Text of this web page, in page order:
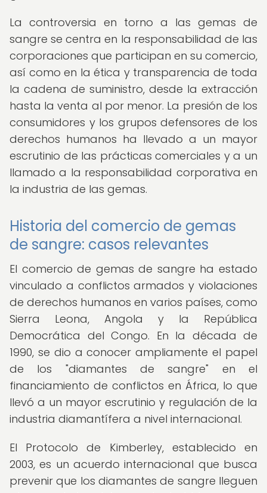
La controversia en torno a las gemas de
sangre se centra en la responsabilidad de las
corporaciones que participan en su comercio,
así como en la ética y transparencia de toda
la cadena de suministro, desde la extracción
hasta la venta al por menor. La presión de los
consumidores y los grupos defensores de los
derechos humanos ha llevado a un mayor
escrutinio de las prácticas comerciales y a un
llamado a la responsabilidad corporativa en
la industria de las gemas.
Historia del comercio de gemas
de sangre: casos relevantes
El comercio de gemas de sangre ha estado
vinculado a conflictos armados y violaciones
de derechos humanos en varios países, como
Sierra Leona, Angola y la República
Democrática del Congo. En la década de
1990, se dio a conocer ampliamente el papel
de los "diamantes de sangre" en el
financiamiento de conflictos en África, lo que
llevó a un mayor escrutinio y regulación de la
industria diamantífera a nivel internacional.
El Protocolo de Kimberley, establecido en
2003, es un acuerdo internacional que busca
prevenir que los diamantes de sangre lleguen